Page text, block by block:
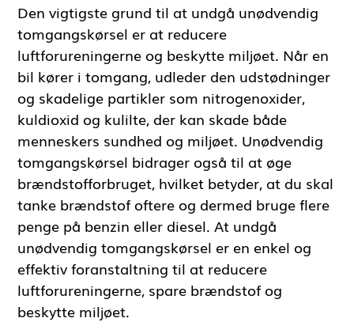
Den vigtigste grund til at undgå unødvendig
tomgangskørsel er at reducere
luftforureningerne og beskytte miljøet. Når en
bil kører i tomgang, udleder den udstødninger
og skadelige partikler som nitrogenoxider,
kuldioxid og kulilte, der kan skade både
menneskers sundhed og miljøet. Unødvendig
tomgangskørsel bidrager også til at øge
brændstofforbruget, hvilket betyder, at du skal
tanke brændstof oftere og dermed bruge flere
penge på benzin eller diesel. At undgå
unødvendig tomgangskørsel er en enkel og
effektiv foranstaltning til at reducere
luftforureningerne, spare brændstof og
beskytte miljøet.